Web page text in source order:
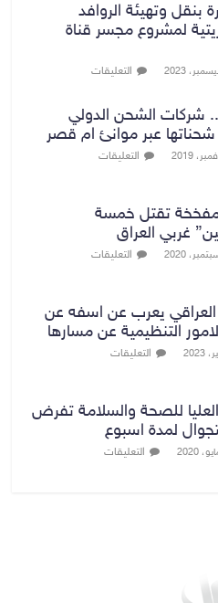
بنقل وتهيئة الروافد
لمشروع مجسر قناة
التعليقات
شركات الشحن الدولي
عبر موانئ ام قصر
التعليقات
مفخخة تقتل خمسة
غربي العراق
التعليقات
العراقي يعرب عن اسفه عن
التنظيمية عن مسارها
التعليقات
العليا للصحة والسلامة تفرض
لمدة اسبوع
التعليقات